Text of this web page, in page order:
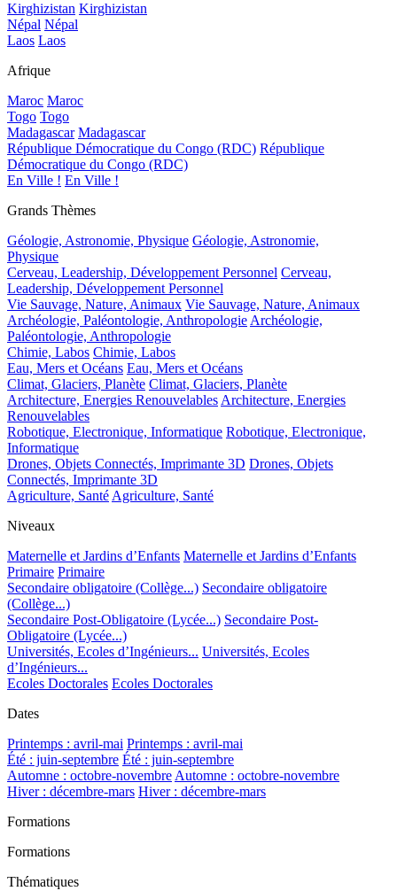
Kirghizistan Kirghizistan
Népal Népal
Laos Laos
Afrique
Maroc Maroc
Togo Togo
Madagascar Madagascar
République Démocratique du Congo (RDC) République
Démocratique du Congo (RDC)
En Ville ! En Ville !
Grands Thèmes
Géologie, Astronomie, Physique Géologie, Astronomie,
Physique
Cerveau, Leadership, Développement Personnel Cerveau,
Leadership, Développement Personnel
Vie Sauvage, Nature, Animaux Vie Sauvage, Nature, Animaux
Archéologie, Paléontologie, AnthropologieArchéologie,
Paléontologie, Anthropologie
Chimie, Labos Chimie, Labos
Eau, Mers et Océans Eau, Mers et Océans
Climat, Glaciers, Planète Climat, Glaciers, Planète
Architecture, Energies RenouvelablesArchitecture, Energies
Renouvelables
Robotique, Electronique, Informatique Robotique, Electronique,
Informatique
Drones, Objets Connectés, Imprimante 3D Drones, Objets
Connectés, Imprimante 3D
Agriculture, SantéAgriculture, Santé
Niveaux
Maternelle et Jardins d’Enfants Maternelle et Jardins d’Enfants
Primaire Primaire
Secondaire obligatoire (Collège...) Secondaire obligatoire
(Collège...)
Secondaire Post-Obligatoire (Lycée...) Secondaire Post-
Obligatoire (Lycée...)
Universités, Ecoles d’Ingénieurs... Universités, Ecoles
d’Ingénieurs...
Ecoles Doctorales Ecoles Doctorales
Dates
Printemps : avril-mai Printemps : avril-mai
Été : juin-septembre Été : juin-septembre
Automne : octobre-novembreAutomne : octobre-novembre
Hiver : décembre-mars Hiver : décembre-mars
Formations
Formations
Thématiques